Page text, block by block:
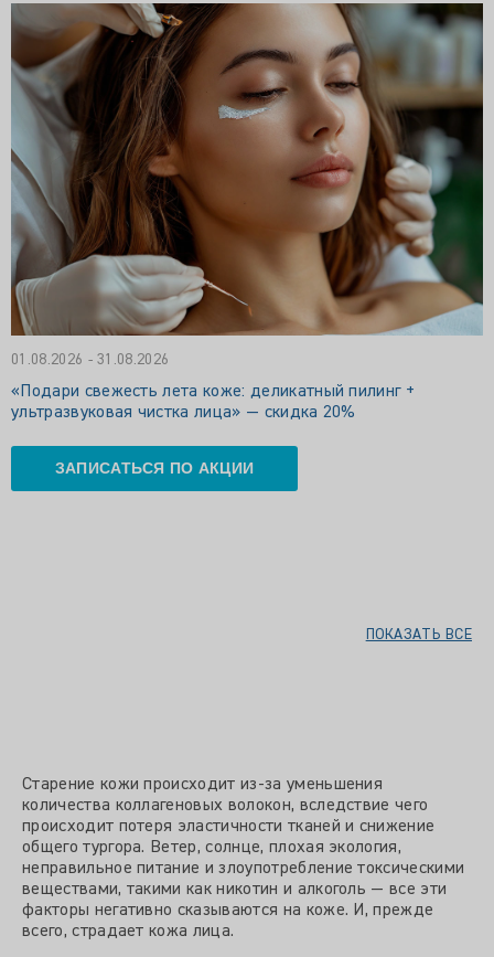
01.08.2026 - 31.08.2026
«Подари свежесть лета коже: деликатный пилинг +
ультразвуковая чистка лица» — скидка 20%
ЗАПИСАТЬСЯ ПО АКЦИИ
ПОКАЗАТЬ ВСЕ
Старение кожи происходит из-за уменьшения
количества коллагеновых волокон, вследствие чего
происходит потеря эластичности тканей и снижение
общего тургора. Ветер, солнце, плохая экология,
неправильное питание и злоупотребление токсическими
веществами, такими как никотин и алкоголь — все эти
факторы негативно сказываются на коже. И, прежде
всего, страдает кожа лица.